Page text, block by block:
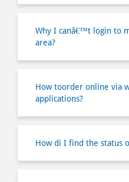
applications?
What is the big
directly?